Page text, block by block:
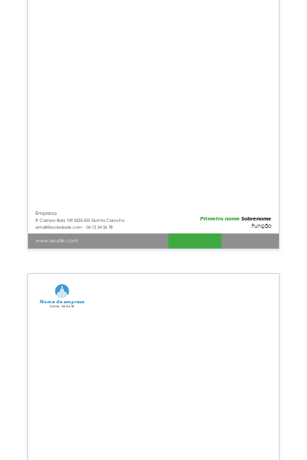
www.seusite.com
Função
Primeiro nome Sobrenome
email@sociedade.com - 06 12 34 56 78
Empresa
R Campo Bola 109 2525-555 Quinta Carocho
Nome da empresa
Linha de base